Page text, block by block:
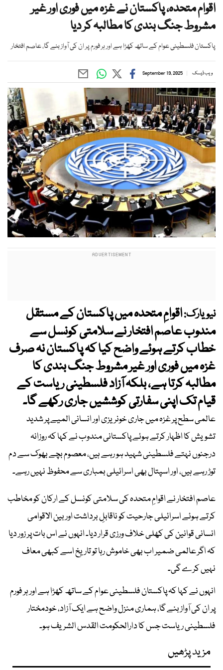
اقوام متحدہ، پاکستان نے غزہ میں فوری اور غیر
مشروط جنگ بندی کا مطالبہ کر دیا
پاکستان فلسطینی عوام کے ساتھ کھڑا ہے اور ہر فورم پر ان کی آواز بنے گا، عاصم افتخار
ویب ڈیسک September 19, 2025
نیویارک:اقوامِ متحدہ میں پاکستان کے مستقل
مندوب عاصم افتخار نے سلامتی کونسل سے
خطاب کرتے ہوئے واضح کیا کہ پاکستان نہ صرف
غزہ میں فوری اور غیر مشروط جنگ بندی کا
مطالبہ کرتا ہے، بلکہ آزاد فلسطینی ریاست کے
قیام تک اپنی سفارتی کوششیں جاری رکھے گا۔
عالمی سطح پر غزہ میں جاری خونریزی اور انسانی المیے پر شدید
تشویش کا اظہار کرتے ہوئے پاکستانی مندوب نے کہا کہ روزانہ
درجنوں نہتے فلسطینی شہید ہو رہے ہیں، معصوم بچے بھوک سے دم
توڑ رہے ہیں، اور اسپتال بھی اسرائیلی بمباری سے محفوظ نہیں رہے۔
عاصم افتخار نے اقوامِ متحدہ کی سلامتی کونسل کے ارکان کو مخاطب
کرتے ہوئے اسرائیلی جارحیت کو ناقابلِ برداشت اور بین الاقوامی
انسانی قوانین کی کھلی خلاف ورزی قرار دیا۔ انہوں نے اس بات پر زور دیا
کہ اگر عالمی ضمیر اب بھی خاموش رہا تو تاریخ اسے کبھی معاف
نہیں کرے گی۔
انہوں نے کہا کہ پاکستان فلسطینی عوام کے ساتھ کھڑا ہے اور ہر فورم
پر ان کی آواز بنے گا، ہماری منزل واضح ہے ایک آزاد، خودمختار
فلسطینی ریاست جس کا دارالحکومت القدس الشریف ہو۔
مزید پڑھیں